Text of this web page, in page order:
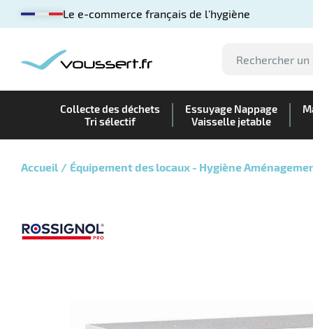
Le e-commerce français de l'hygiène
Collecte des déchets
Tri sélectif
Essuyage Nappage
Vaisselle jetable
Accueil Équipement des locaux - Hygiène